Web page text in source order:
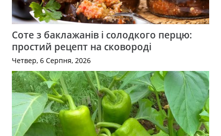
Соте з баклажанів і солодкого перцю:
простий рецепт на сковороді
Четвер, 6 Серпня, 2026